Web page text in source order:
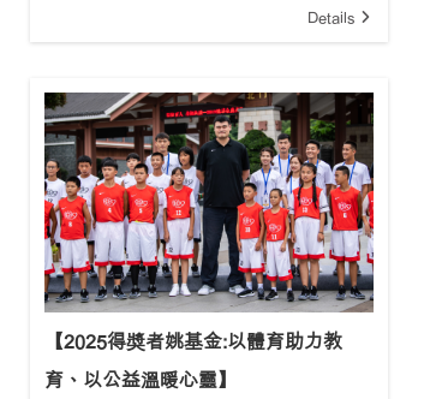
Details
【2025得奬者姚基金:以體育助力教
育、以公益溫暖心靈】